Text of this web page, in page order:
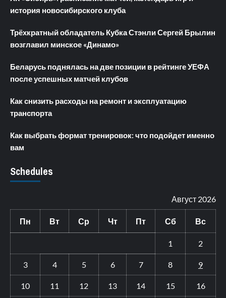
история новосибирского клуба
Трёхкратный обладатель Кубка Стэнли Сергей Брылин
возглавил минское «Динамо»
Беларусь поднялась на две позиции в рейтинге УЕФА
после успешных матчей клубов
Как снизить расходы на ремонт и эксплуатацию
транспорта
Как выбрать формат тренировок: что подойдет именно
вам
Schedules
Август 2026
Пн Вт Ср Чт Пт Сб Вс
1 2
3 4 5 6 7 8 9
10 11 12 13 14 15 16